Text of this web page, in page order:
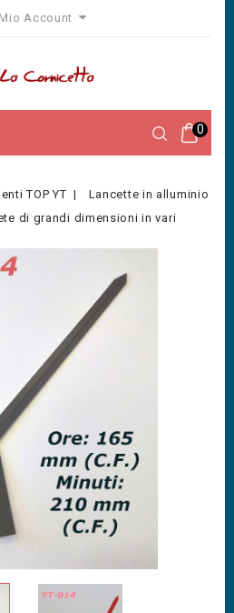
Account
0
TOP YT
Lancette in alluminio
di grandi dimensioni in vari